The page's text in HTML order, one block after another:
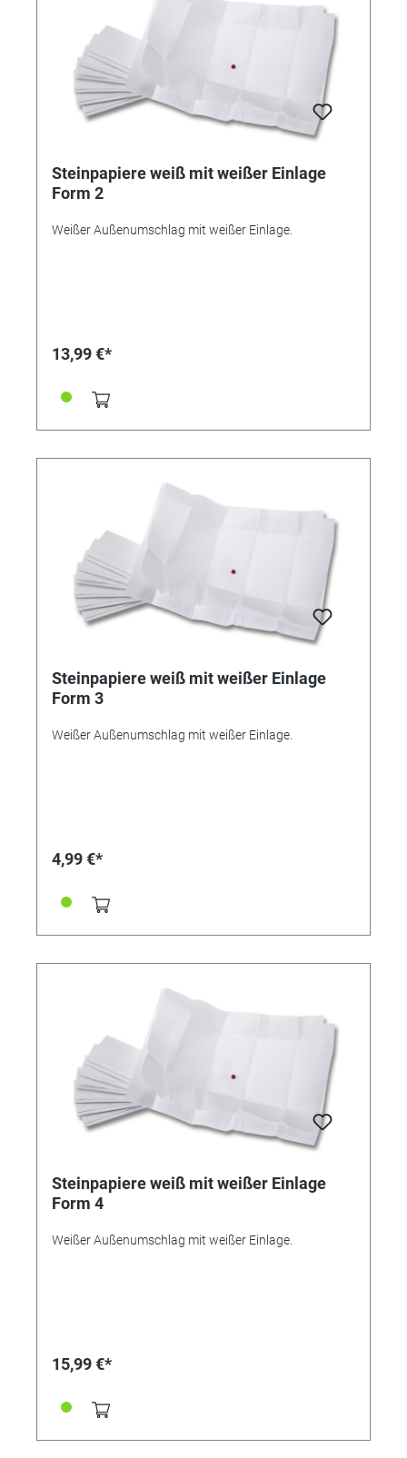
Steinpapiere weiß mit weißer Einlage
Form 2
Weißer Außenumschlag mit weißer Einlage.
13,99 €*
Steinpapiere weiß mit weißer Einlage
Form 3
Weißer Außenumschlag mit weißer Einlage.
4,99 €*
Steinpapiere weiß mit weißer Einlage
Form 4
Weißer Außenumschlag mit weißer Einlage.
15,99 €*